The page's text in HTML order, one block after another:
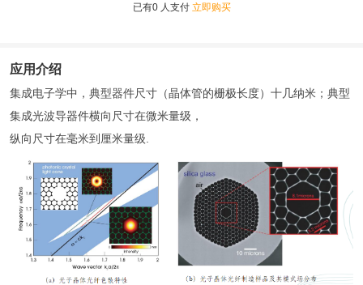
已有0 人支付 立即购买
应用介绍
集成电子学中，典型器件尺寸（晶体管的栅极长度）十几纳米；典型
集成光波导器件横向尺寸在微米量级，
纵向尺寸在毫米到厘米量级.